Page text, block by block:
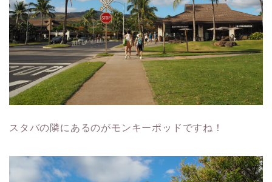
スタバの隣にあるのがモンキーポッドですね！